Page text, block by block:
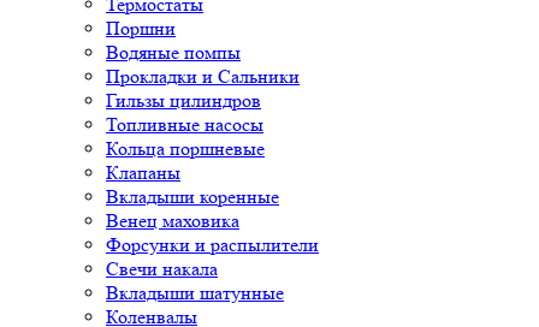
Поршни
Водяные помпы
Прокладки и Сальники
Гильзы цилиндров
Топливные насосы
Кольца поршневые
Клапаны
Вкладыши коренные
Венец маховика
Форсунки и распылители
Свечи накала
Вкладыши шатунные
Коленвалы